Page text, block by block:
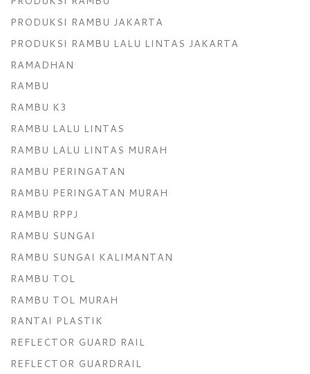
PRODUKSI RAMBU JAKARTA
PRODUKSI RAMBU LALU LINTAS JAKARTA
RAMADHAN
RAMBU
RAMBU K3
RAMBU LALU LINTAS
RAMBU LALU LINTAS MURAH
RAMBU PERINGATAN
RAMBU PERINGATAN MURAH
RAMBU RPPJ
RAMBU SUNGAI
RAMBU SUNGAI KALIMANTAN
RAMBU TOL
RAMBU TOL MURAH
RANTAI PLASTIK
REFLECTOR GUARD RAIL
REFLECTOR GUARDRAIL